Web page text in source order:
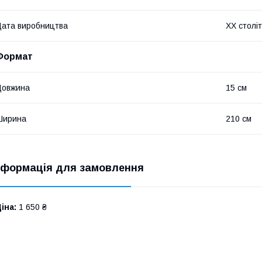
виробництва XX
15 см
210 см
для замовлення
1 650 ₴